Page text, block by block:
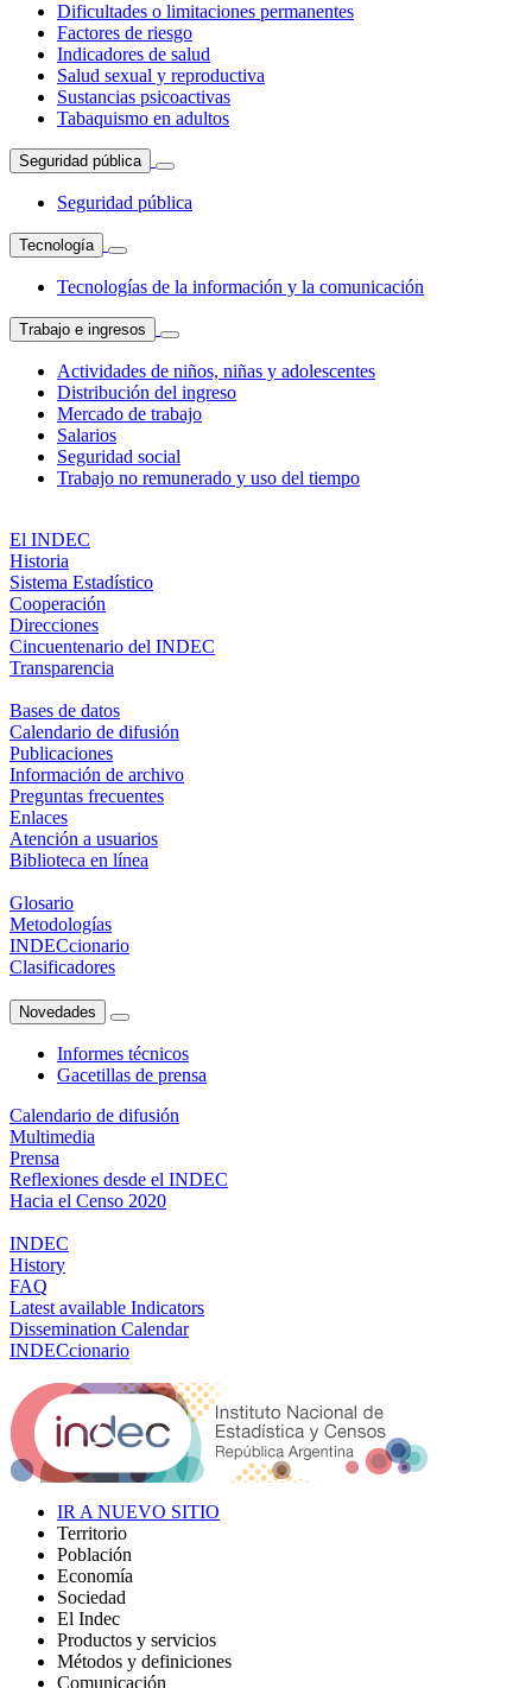
Dificultades o limitaciones permanentes
Factores de riesgo
Indicadores de salud
Salud sexual y reproductiva
Sustancias psicoactivas
Tabaquismo en adultos
Seguridad pública
Seguridad pública
Tecnología
Tecnologías de la información y la comunicación
Trabajo e ingresos
Actividades de niños, niñas y adolescentes
Distribución del ingreso
Mercado de trabajo
Salarios
Seguridad social
Trabajo no remunerado y uso del tiempo
El INDEC
Historia
Sistema Estadístico
Cooperación
Direcciones
Cincuentenario del INDEC
Transparencia
Bases de datos
Calendario de difusión
Publicaciones
Información de archivo
Preguntas frecuentes
Enlaces
Atención a usuarios
Biblioteca en línea
Glosario
Metodologías
INDECcionario
Clasificadores
Novedades
Informes técnicos
Gacetillas de prensa
Calendario de difusión
Multimedia
Prensa
Reflexiones desde el INDEC
Hacia el Censo 2020
INDEC
History
FAQ
Latest available Indicators
Dissemination Calendar
INDECcionario
IR A NUEVO SITIO
Territorio
Población
Economía
Sociedad
El Indec
Productos y servicios
Métodos y definiciones
Comunicación